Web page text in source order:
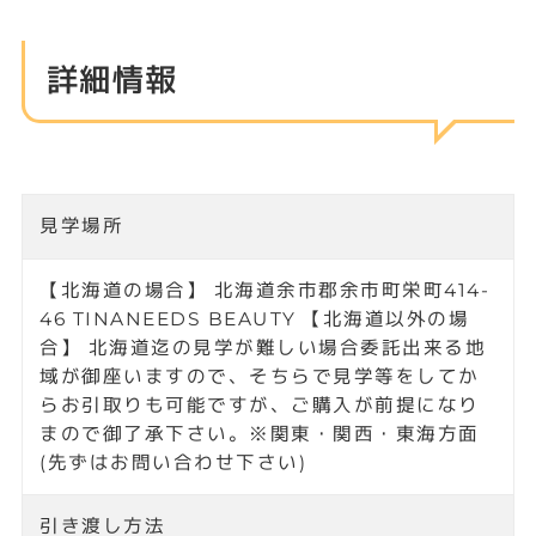
詳細情報
見学場所
【北海道の場合】 北海道余市郡余市町栄町414-
46 TINANEEDS BEAUTY 【北海道以外の場
合】 北海道迄の見学が難しい場合委託出来る地
域が御座いますので、そちらで見学等をしてか
らお引取りも可能ですが、ご購入が前提になり
まので御了承下さい。※関東・関西・東海方面
(先ずはお問い合わせ下さい)
引き渡し方法